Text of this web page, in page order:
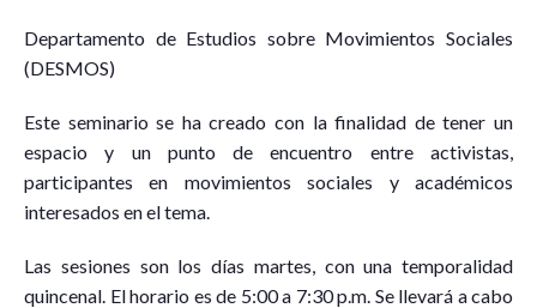
Departamento de Estudios sobre Movimientos Sociales
(DESMOS)
Este seminario se ha creado con la finalidad de tener un
espacio y un punto de encuentro entre activistas,
participantes en movimientos sociales y académicos
interesados en el tema.
Las sesiones son los días martes, con una temporalidad
quincenal. El horario es de 5:00 a 7:30 p.m. Se llevará a cabo